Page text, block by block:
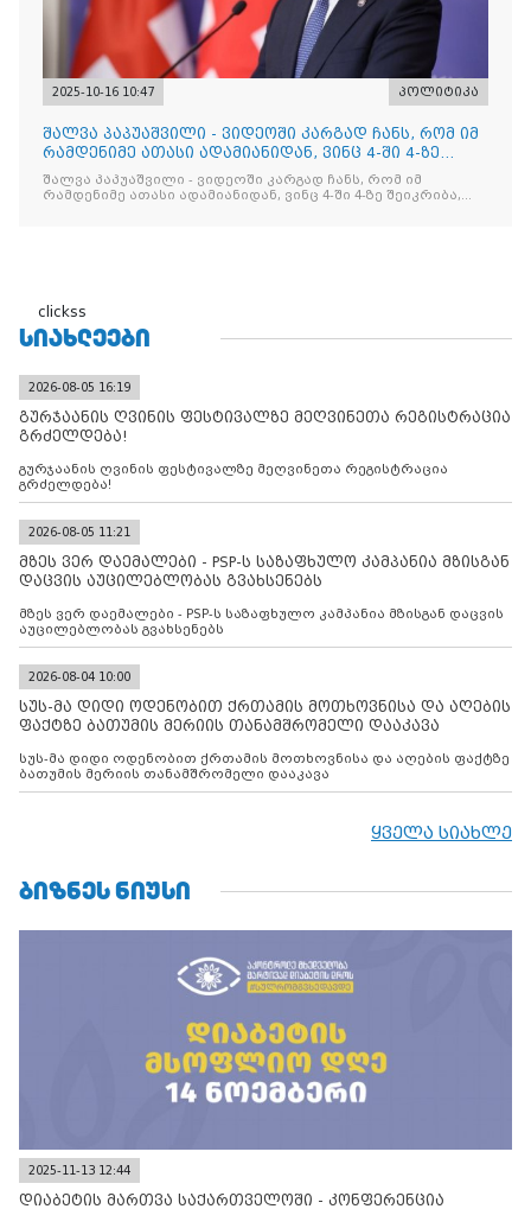
2025-10-16 10:47 პოლიტიკა
შალვა პაპუაშვილი - ვიდეოში კარგად ჩანს, რომ იმ
რამდენიმე ათასი ადამიანიდან, ვინც 4-ში 4-ზე
შეიკრიბა,
შალვა პაპუაშვილი - ვიდეოში კარგად ჩანს, რომ იმ
რამდენიმე ათასი ადამიანიდან, ვინც 4-ში 4-ზე შეიკრიბა,
clickss
ᲡᲘᲐᲮᲚᲔᲔᲑᲘ
2026-08-05 16:19
გურჯაანის ღვინის ფესტივალზე მეღვინეთა რეგისტრაცია
გრძელდება!
გურჯაანის ღვინის ფესტივალზე მეღვინეთა რეგისტრაცია
გრძელდება!
2026-08-05 11:21
მზეს ვერ დაემალები - PSP-ს საზაფხულო კამპანია მზისგან
დაცვის აუცილებლობას გვახსენებს
მზეს ვერ დაემალები - PSP-ს საზაფხულო კამპანია მზისგან დაცვის
აუცილებლობას გვახსენებს
2026-08-04 10:00
სუს-მა დიდი ოდენობით ქრთამის მოთხოვნისა და აღების
ფაქტზე ბათუმის მერიის თანამშრომელი დააკავა
სუს-მა დიდი ოდენობით ქრთამის მოთხოვნისა და აღების ფაქტზე
ბათუმის მერიის თანამშრომელი დააკავა
ყველა სიახლე
ᲑᲘᲖᲜᲔᲡ ᲜᲘᲣᲡᲘ
2025-11-13 12:44
დიაბეტის მართვა საქართველოში - კონფერენცია